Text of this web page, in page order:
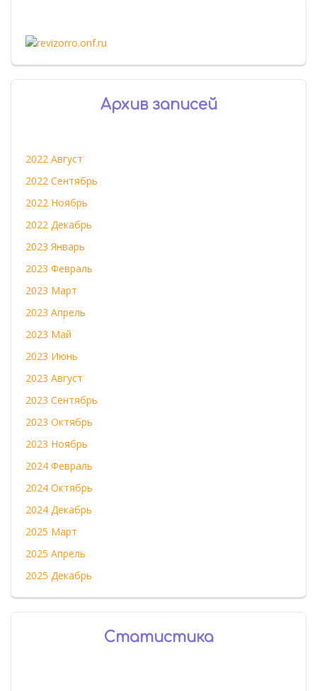
Архив записей
2022 Август
2022 Сентябрь
2022 Ноябрь
2022 Декабрь
2023 Январь
2023 Февраль
2023 Март
2023 Апрель
2023 Май
2023 Июнь
2023 Август
2023 Сентябрь
2023 Октябрь
2023 Ноябрь
2024 Февраль
2024 Октябрь
2024 Декабрь
2025 Март
2025 Апрель
2025 Декабрь
Статистика